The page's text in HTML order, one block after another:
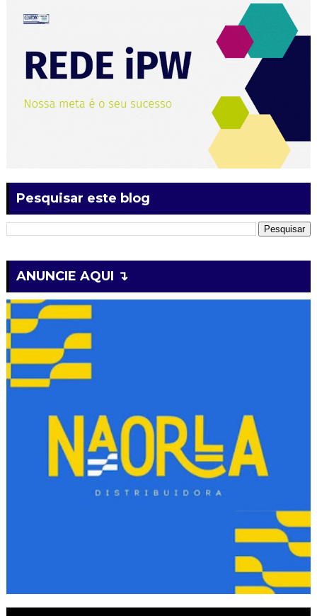
Pesquisar este blog
ANUNCIE AQUI ↴